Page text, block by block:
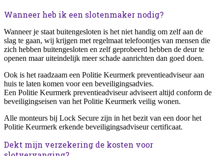
Wanneer heb ik een slotenmaker nodig?
Wanneer je staat buitengesloten is het niet handig om zelf aan de
slag te gaan, wij krijgen met regelmaat telefoontjes van mensen die
zich hebben buitengesloten en zelf geprobeerd hebben de deur te
openen maar uiteindelijk meer schade aanrichten dan goed doen.
Ook is het raadzaam een Politie Keurmerk preventieadviseur aan
huis te laten komen voor een beveiligingsadvies.
Een Politie Keurmerk preventieadviseur adviseert altijd conform de
beveiligingseisen van het Politie Keurmerk veilig wonen.
Alle monteurs bij Lock Secure zijn in het bezit van een door het
Politie Keurmerk erkende beveiligingsadviseur certificaat.
Dekt mijn verzekering de kosten voor